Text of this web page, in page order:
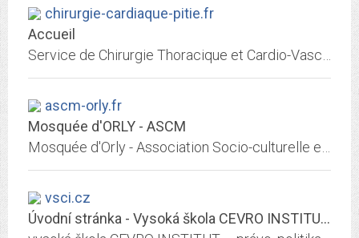
chirurgie-cardiaque-pitie.fr
Accueil
ascm-orly.fr
Mosquée d'ORLY - ASCM
vsci.cz
Úvodní stránka - Vysoká škola CEVRO INSTITUT, vysoká škola právních a...